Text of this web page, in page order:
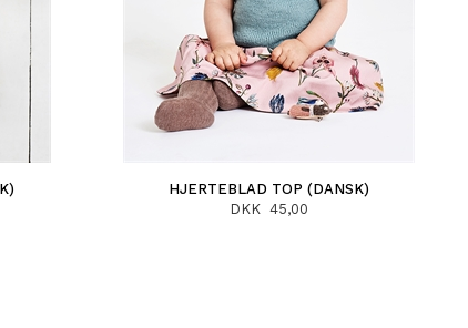
HJERTEBLAD TOP (DANSK)
DKK 45,00